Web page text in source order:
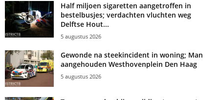
Half miljoen sigaretten aangetroffen in
bestelbusjes; verdachten vluchten weg
Delftse Hout...
5 augustus 2026
Gewonde na steekincident in woning; Man
aangehouden Westhovenplein Den Haag
5 augustus 2026